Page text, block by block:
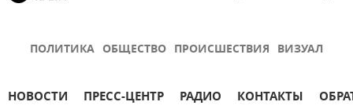
ПОЛИТИКА ОБЩЕСТВО ПРОИСШЕСТВИЯ ВИЗУАЛ
НОВОСТИ ПРЕСС-ЦЕНТР РАДИО КОНТАКТЫ